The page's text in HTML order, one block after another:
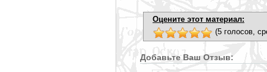
Оцените этот материал:
(5 голосов,
Добавьте Ваш Отзыв: